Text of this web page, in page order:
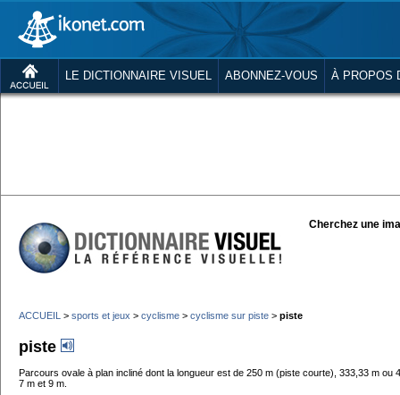
LE DICTIONNAIRE VISUEL ABONNEZ-VOUS À PROPOS
Cherchez une
ACCUEIL > sports et jeux > cyclisme > cyclisme sur piste > piste
piste
Parcours ovale à plan incliné dont la longueur est de 250 m (piste courte), 333,33 m
7 m et 9 m.